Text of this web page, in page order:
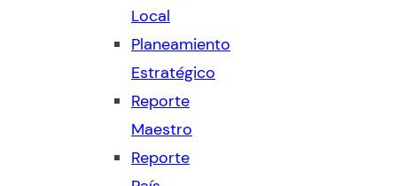
Local
Planeamiento
Estratégico
Reporte
Maestro
Reporte